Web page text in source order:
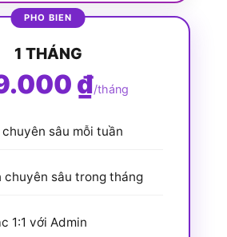
1 THÁNG
₫/tháng
sâu mỗi tuần
chuyên sâu trong tháng
1:1 với Admin